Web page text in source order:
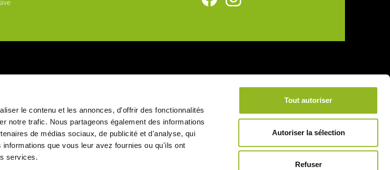
le contenu et les annonces, d'offrir des fonctionnalités
notre trafic. Nous partageons également des informations
de médias sociaux, de publicité et d'analyse, qui
que vous leur avez fournies ou qu'ils ont
services.
Tout autoriser
Autoriser la sélection
Refuser
Novità
Rinfreschi e buffet
Vassoi pasto
Collegamenti utili
Note legali
Condizioni generali di vendita
Pagamento sicuro